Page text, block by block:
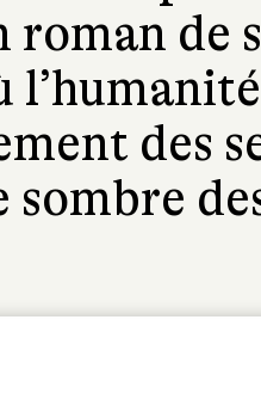
roman de
des
sombre